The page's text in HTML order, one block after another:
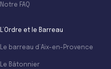
Notre FAQ
L’Ordre et le Barreau
Le barreau d’Aix-en-Provence
Le Bâtonnier